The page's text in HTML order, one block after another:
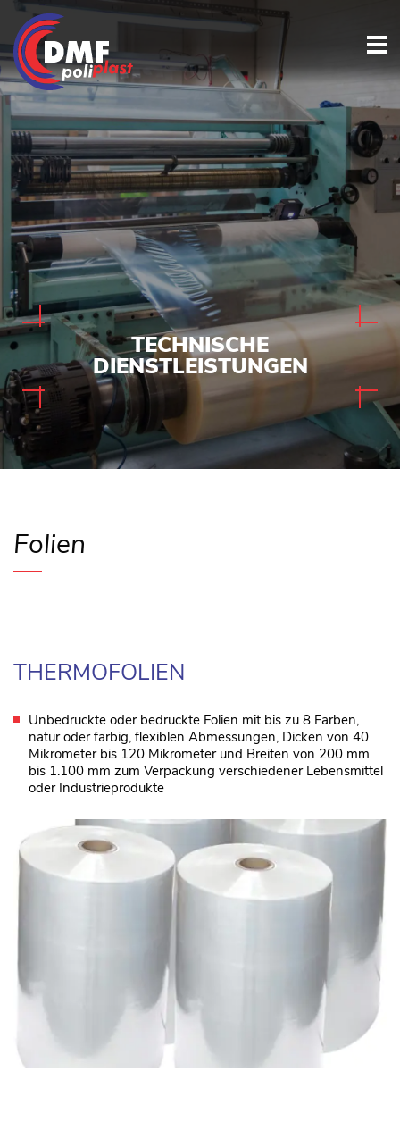
TECHNISCHE
DIENSTLEISTUNGEN
Folien
THERMOFOLIEN
Unbedruckte oder bedruckte Folien mit bis zu 8 Farben,
natur oder farbig, flexiblen Abmessungen, Dicken von 40
Mikrometer bis 120 Mikrometer und Breiten von 200 mm
bis 1.100 mm zum Verpackung verschiedener Lebensmittel
oder Industrieprodukte